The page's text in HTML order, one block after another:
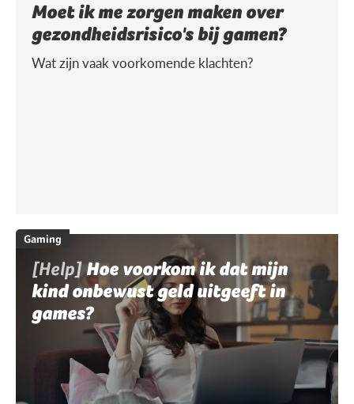
Moet ik me zorgen maken over
gezondheidsrisico's bij gamen?
Wat zijn vaak voorkomende klachten?
Gaming
[Help]Hoe voorkom ik dat mijn
kind onbewust geld uitgeeft in
games?